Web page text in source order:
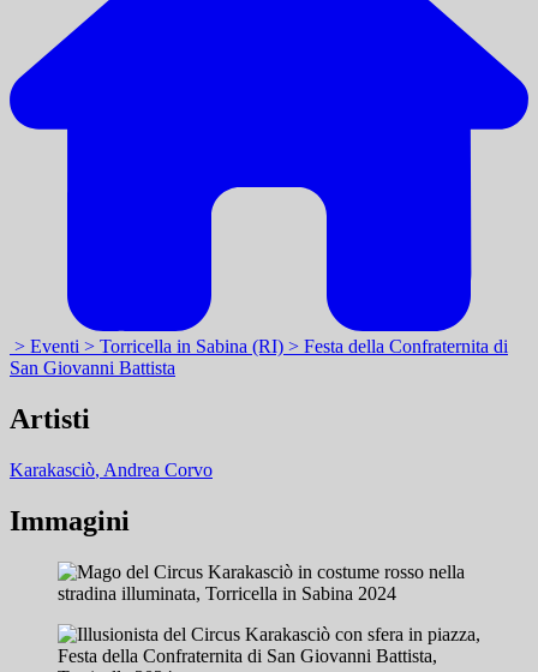
> Eventi > Torricella in Sabina (RI) > Festa della Confraternita di
San Giovanni Battista
Artisti
Karakasciò, Andrea Corvo
Immagini